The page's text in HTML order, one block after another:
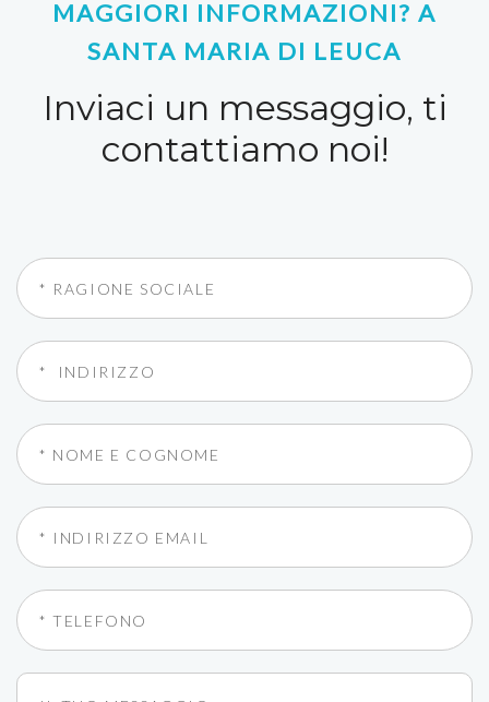
MAGGIORI INFORMAZIONI? A
SANTA MARIA DI LEUCA
Inviaci un messaggio, ti
contattiamo noi!